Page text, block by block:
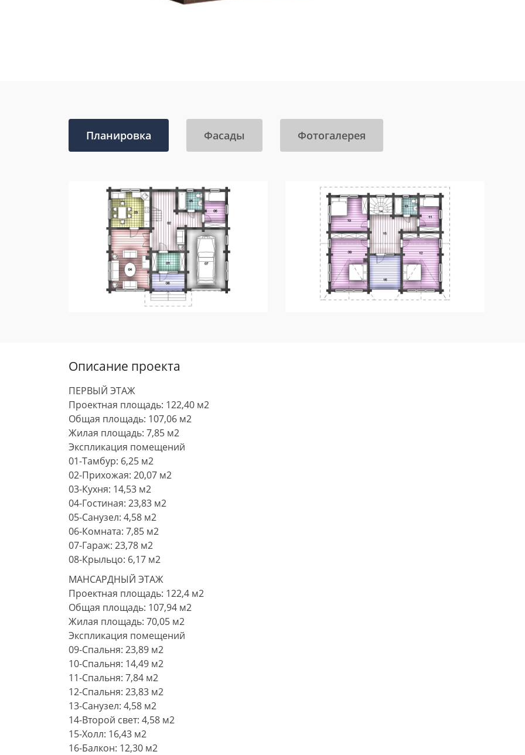
Планировка Фасады Фотогалерея
Описание проекта
ПЕРВЫЙ ЭТАЖ
Проектная площадь: 122,40 м2
Общая площадь: 107,06 м2
Жилая площадь: 7,85 м2
Экспликация помещений
01-Тамбур: 6,25 м2
02-Прихожая: 20,07 м2
03-Кухня: 14,53 м2
04-Гостиная: 23,83 м2
05-Санузел: 4,58 м2
06-Комната: 7,85 м2
07-Гараж: 23,78 м2
08-Крыльцо: 6,17 м2
МАНСАРДНЫЙ ЭТАЖ
Проектная площадь: 122,4 м2
Общая площадь: 107,94 м2
Жилая площадь: 70,05 м2
Экспликация помещений
09-Спальня: 23,89 м2
10-Спальня: 14,49 м2
11-Спальня: 7,84 м2
12-Спальня: 23,83 м2
13-Санузел: 4,58 м2
14-Второй свет: 4,58 м2
15-Холл: 16,43 м2
16-Балкон: 12,30 м2